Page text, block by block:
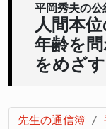
平岡秀夫の公
人間本
年齢を
をめざす
先生の通信簿